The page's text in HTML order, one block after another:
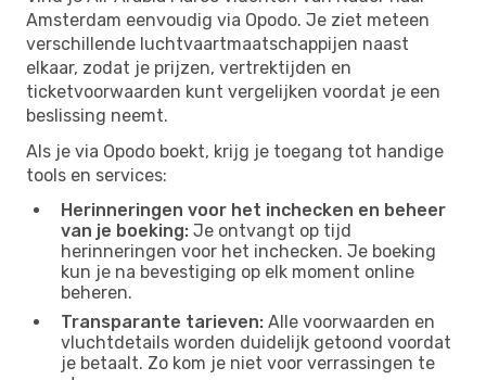
Amsterdam eenvoudig via Opodo. Je ziet meteen
verschillende luchtvaartmaatschappijen naast
elkaar, zodat je prijzen, vertrektijden en
ticketvoorwaarden kunt vergelijken voordat je een
beslissing neemt.
Als je via Opodo boekt, krijg je toegang tot handige
tools en services:
Herinneringen voor het inchecken en beheer
van je boeking: Je ontvangt op tijd
herinneringen voor het inchecken. Je boeking
kun je na bevestiging op elk moment online
beheren.
Transparante tarieven: Alle voorwaarden en
vluchtdetails worden duidelijk getoond voordat
je betaalt. Zo kom je niet voor verrassingen te